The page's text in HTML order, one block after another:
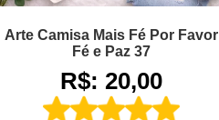
Arte Camisa Mais Fé Por Favor
Fé e Paz 37
R$: 20,00